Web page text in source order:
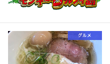
グルメ